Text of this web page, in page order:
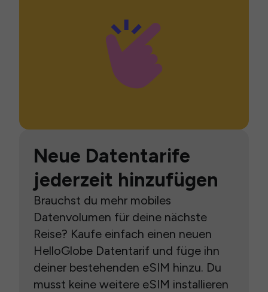
Neue Datentarife
jederzeit hinzufügen
Brauchst du mehr mobiles
Datenvolumen für deine nächste
Reise? Kaufe einfach einen neuen
HelloGlobe Datentarif und füge ihn
deiner bestehenden eSIM hinzu. Du
musst keine weitere eSIM installieren